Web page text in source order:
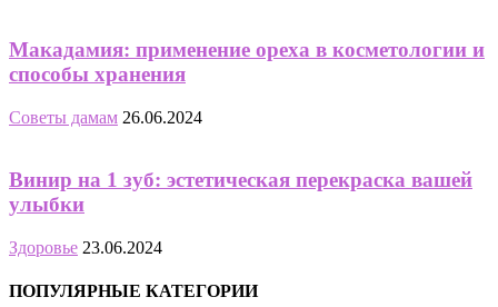
Макадамия: применение ореха в косметологии и
способы хранения
Советы дамам 26.06.2024
Винир на 1 зуб: эстетическая перекраска вашей
улыбки
Здоровье 23.06.2024
ПОПУЛЯРНЫЕ КАТЕГОРИИ